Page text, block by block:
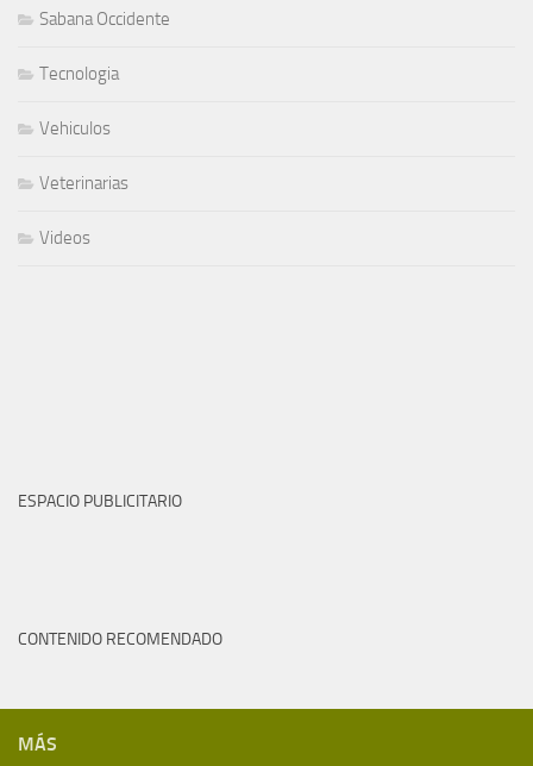
Sabana Occidente
Tecnologia
Vehiculos
Veterinarias
Videos
ESPACIO PUBLICITARIO
CONTENIDO RECOMENDADO
MÁS